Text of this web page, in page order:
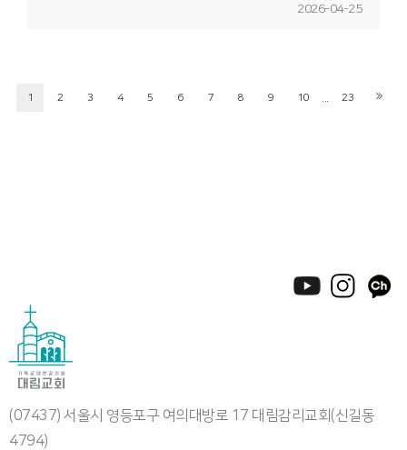
2026-04-25
1 2 3 4 5 6 7 8 9 10 23
(07437) 서울시 영등포구 여의대방로 17 대림감리교회(신길동
4794)